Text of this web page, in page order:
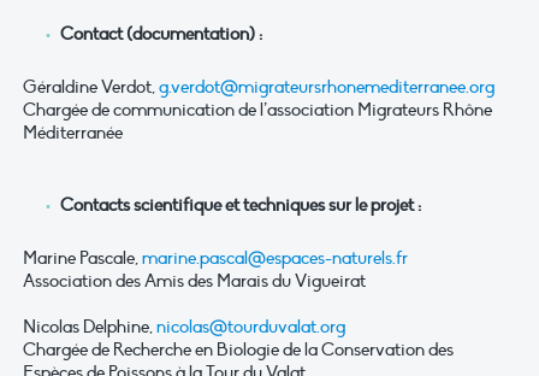
Contact (documentation) :
Géraldine Verdot,g.verdot@migrateursrhonemediterranee.org
Chargée de communication de l’association Migrateurs Rhône
Méditerranée
Contacts scientifique et techniques sur le projet :
Marine Pascale, marine.pascal@espaces-naturels.fr
Association des Amis des Marais du Vigueirat
Nicolas Delphine, nicolas@tourduvalat.org
Chargée de Recherche en Biologie de la Conservation des